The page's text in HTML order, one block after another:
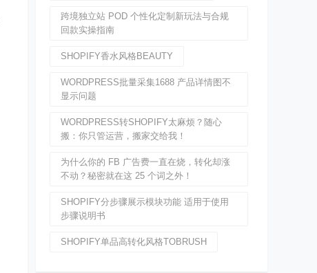
跨境独立站 POD 个性化定制新玩法与合规
回款实操指南
SHOPIFY香水风格BEAUTY
WORDPRESS批量采集1688 产品详情图不
显示问题
WORDPRESS转SHOPIFY太麻烦？随心
搬：你只管运营，搬家交给我！
为什么你的 FB 广告费一直在烧，转化却涨
不动？秘密就在这 25 个词之外！
SHOPIFY分步骤展示模块功能 适用于使用
步骤说明书
SHOPIFY单品高转化风格TOBRUSH